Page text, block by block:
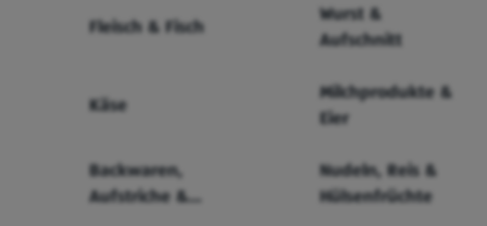
Fleisch & Fisch
Wurst &
Aufschnitt
Käse
Milchprodukte &
Eier
Backwaren,
Aufstriche &
Nudeln, Reis &
Hülsenfrüchte